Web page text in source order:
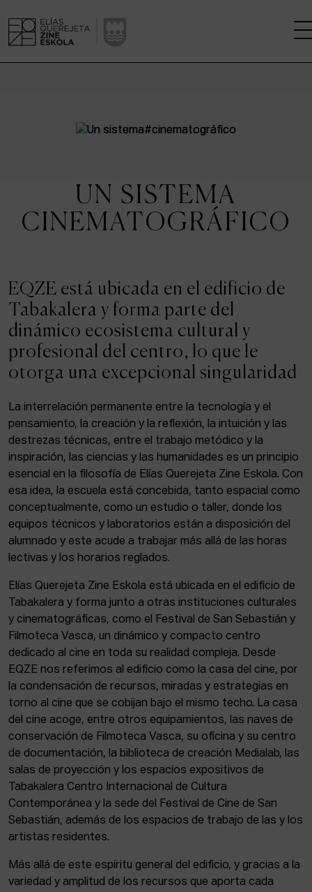
CENTRO DE INVESTIGACIÓN
KINOFABRIKA
LA CASA DEL CINE
ACTUALIDAD
Admisión
Intranet
Facebook Equis Instagram
© Elías Querejeta Zine Eskola 2026
Tabakalera · Andre zigarrogileak plaza, 1
20012 Donostia / San Sebastián
T. 0034 943 545 005
E. info@zine-eskola.eus
UN SISTEMA
CINEMATOGRÁFICO
EQZE está ubicada en el edificio de
Tabakalera y forma parte del
dinámico ecosistema cultural y
profesional del centro, lo que le
otorga una excepcional singularidad
La interrelación permanente entre la tecnología y el
pensamiento, la creación y la reflexión, la intuición y las
destrezas técnicas, entre el trabajo metódico y la
inspiración, las ciencias y las humanidades es un principio
esencial en la filosofía de Elías Querejeta Zine Eskola. Con
esa idea, la escuela está concebida, tanto espacial como
conceptualmente, como un estudio o taller, donde los
equipos técnicos y laboratorios están a disposición del
alumnado y este acude a trabajar más allá de las horas
lectivas y los horarios reglados.
Elías Querejeta Zine Eskola está ubicada en el edificio de
Tabakalera y forma junto a otras instituciones culturales
y cinematográficas, como el Festival de San Sebastián y
Filmoteca Vasca, un dinámico y compacto centro
dedicado al cine en toda su realidad compleja. Desde
EQZE nos referimos al edificio como la casa del cine, por
la condensación de recursos, miradas y estrategias en
torno al cine que se cobijan bajo el mismo techo. La casa
del cine acoge, entre otros equipamientos, las naves de
conservación de Filmoteca Vasca, su oficina y su centro
de documentación, la biblioteca de creación Medialab, las
salas de proyección y los espacios expositivos de
Tabakalera Centro Internacional de Cultura
Contemporánea y la sede del Festival de Cine de San
Sebastián, además de los espacios de trabajo de las y los
artistas residentes.
Más allá de este espíritu general del edificio, y gracias a la
variedad y amplitud de los recursos que aporta cada